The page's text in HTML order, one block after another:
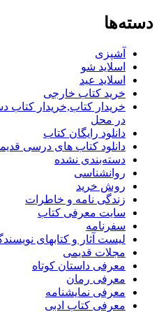
دسته‌ها
آشپزی
اسلاید شو
اسلاید عید
خرید کتاب خارجی
خریدار کتاب,خریدار
در محل
دانلود رایگان کتاب
دانلود کتاب های درسی
دسته‌بندی نشده
روانشناسی
روش خرید
زندگی نامه و خاطرات
سایت معرفی کتاب
سفرنامه
لیست آثار و کتابهای
مجلات قدیمی
معرفی داستان کوتاه
معرفی رمان
معرفی نمایشنامه
معرفی کتاب ادبی